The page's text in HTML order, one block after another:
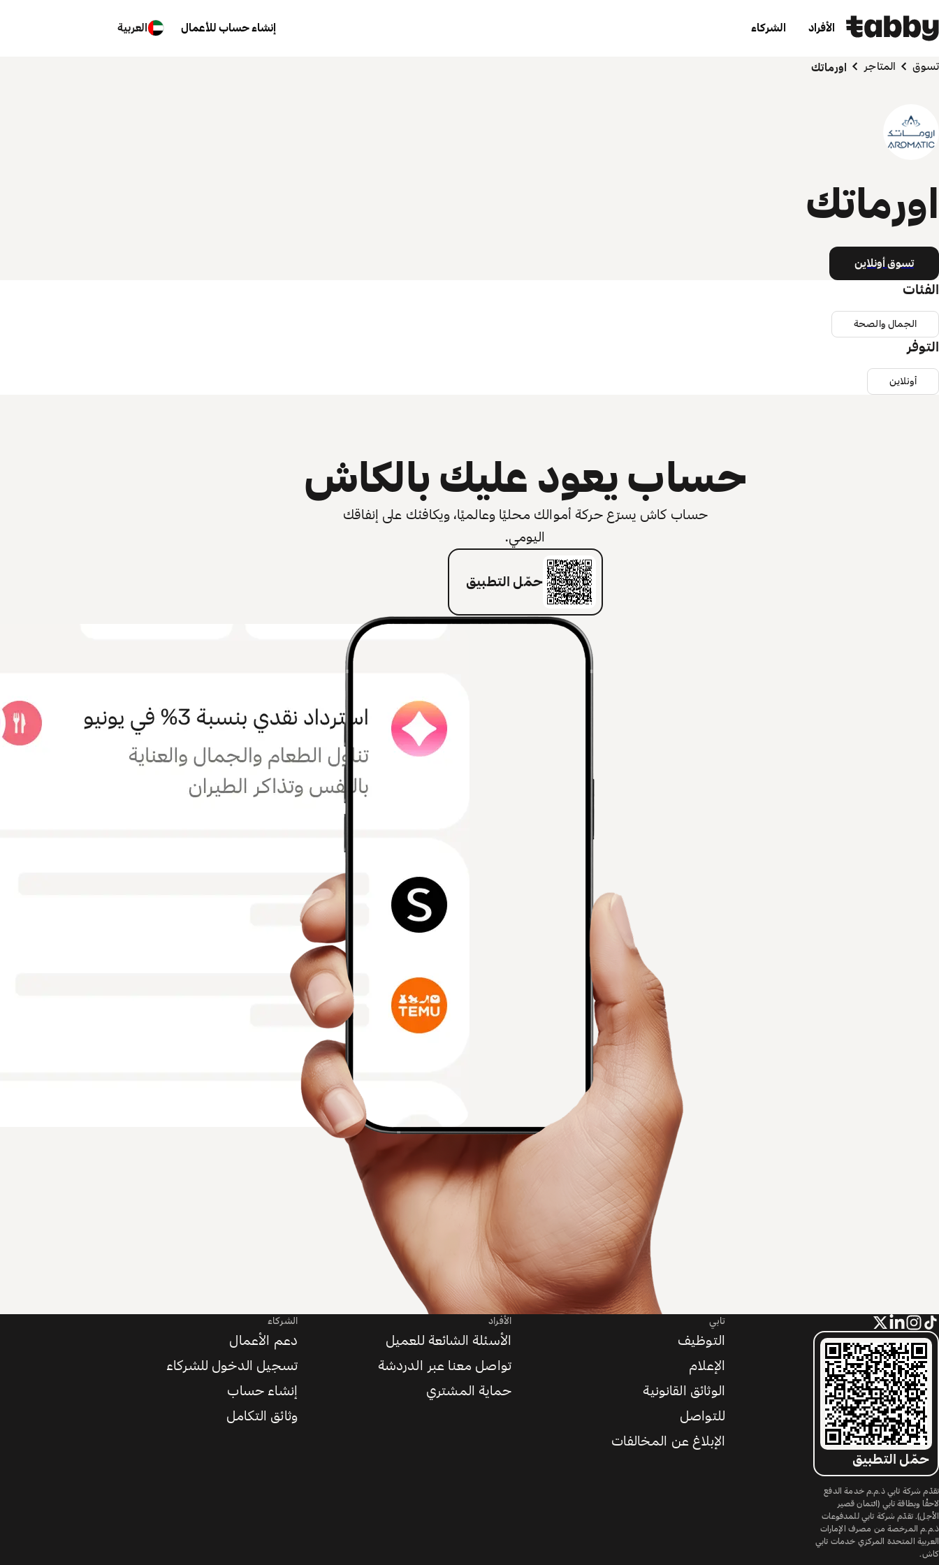
الأفراد الشركاء إنشاء حساب للأعمال العربية
تسوق المتاجر اورماتك
اورماتك
تسوق أونلاين
الفئات
الجمال والصحة
التوفر
أونلاين
حساب يعود عليك بالكاش
حساب كاش يسرّع حركة أموالك محليًا وعالميًا، ويكافئك على إنفاقك
اليومي.
حمّل التطبيق
حمّل التطبيق
تقدّم شركة تابي ذ.م.م خدمة الدفع
لاحقًا وبطاقة تابي (ائتمان قصير
الأجل). تقدّم شركة تابي للمدفوعات
ذ.م.م المرخصة من مصرف الإمارات
العربية المتحدة المركزي خدمات تابي
كاش.
تابي
التوظيف
الإعلام
الوثائق القانونية
للتواصل
الإبلاغ عن المخالفات
الأفراد
الأسئلة الشائعة للعميل
تواصل معنا عبر الدردشة
حماية المشتري
الشركاء
دعم الأعمال
تسجيل الدخول للشركاء
إنشاء حساب
وثائق التكامل